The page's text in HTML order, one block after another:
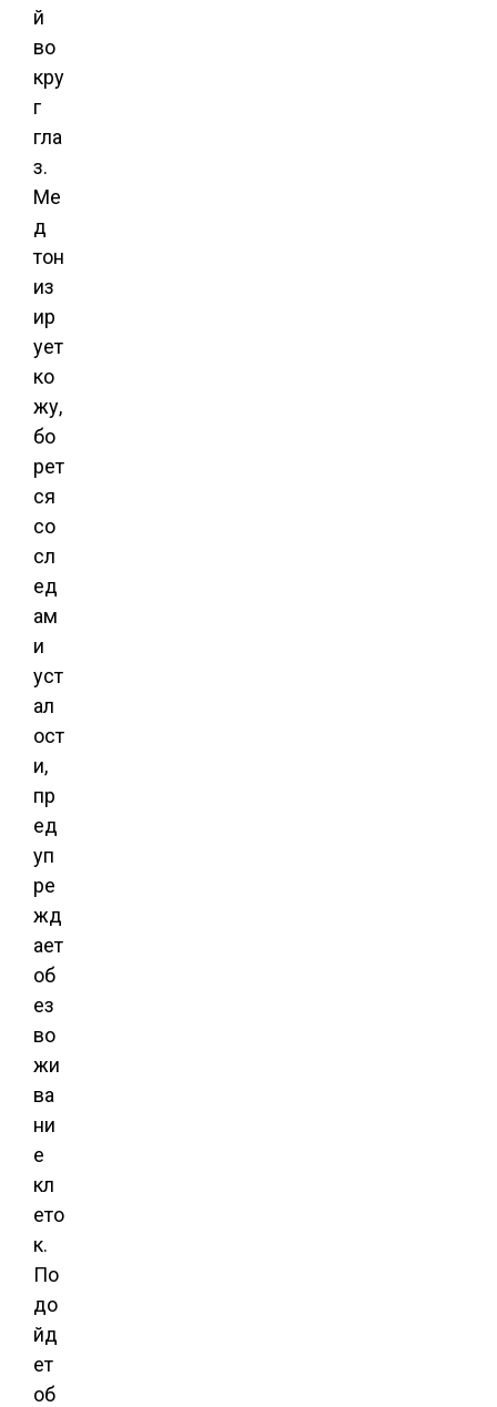
й
во
кру
г
гла
з.
Ме
д
тон
из
ир
ует
ко
жу,
бо
рет
ся
со
сл
ед
ам
и
уст
ал
ост
и,
пр
ед
уп
ре
жд
ает
об
ез
во
жи
ва
ни
е
кл
ето
к.
По
до
йд
ет
об